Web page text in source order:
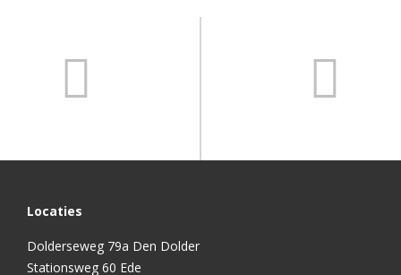
Locaties
Dolderseweg 79a Den Dolder
Stationsweg 60 Ede